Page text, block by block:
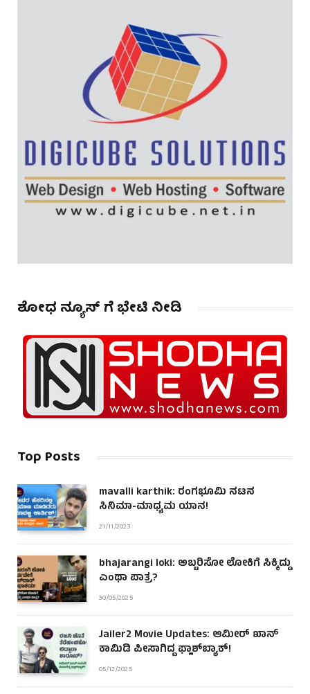
ಶೋಧ ನ್ಯೂಸ್ ಗೆ ಭೇಟಿ ನೀಡಿ
Top Posts
mavalli karthik: ರಂಗಭೂಮಿ ನಟನ
ಸಿನಿಮಾ-ಮಾಧ್ಯಮ ಯಾನ!
21/11/2023
bhajarangi loki: ಅಬ್ಬರಿಸೋ ಲೋಕಿಗೆ ಸಿಕ್ಕಿದ್ದು
ಎಂಥಾ ಪಾತ್ರ?
30/05/2025
Jailer2 Movie Updates: ಆಮೀರ್ ಖಾನ್
ಕಾಮಿಡಿ ಪೀಸಾಗಿದ್ದ ಫ್ಲಾಶ್‌ಬ್ಯಾಕ್!
05/12/2025